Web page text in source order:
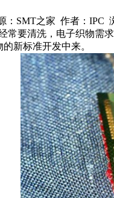
：SMT之家 作者：IPC
要清洗，电子织物需
新标准开发中来。